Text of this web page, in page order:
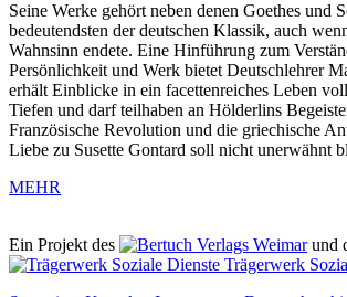
Seine Werke gehört neben denen Goethes und
bedeutendsten der deutschen Klassik, auch
Wahnsinn endete. Eine Hinführung zum
Persönlichkeit und Werk bietet Deutschlehrer
erhält Einblicke in ein facettenreiches Leben
Tiefen und darf teilhaben an Hölderlins
Französische Revolution und die griechische
Liebe zu Susette Gontard soll nicht unerwähnt
MEHR
Ein Projekt des Verlags Weimarund
Trägerwerk